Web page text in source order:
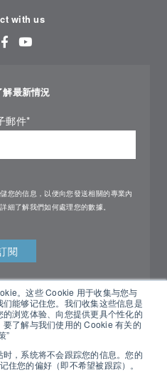
。这些 Cookie 用于收集与您与
能够记住您。我们收集这些信息是
浏览体验、向您提供更具个性化的
了解与我们使用的 Cookie 有关的
”
，系统将不会跟踪您的信息。您的
您的偏好（即不希望被跟踪）。
with us
最新情況
郵件*
您的信息，以便向您發送相關的專業內
詳細了解我們如何處理您的數據。
Nemko ©2026